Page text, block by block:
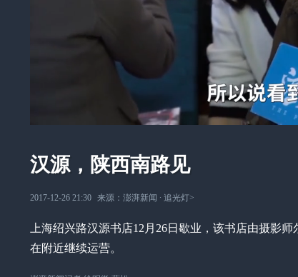
汉源，陕西南路见
2017-12-26 21:30 来源： 澎湃新闻 ∙ 追光灯>
上海绍兴路汉源书店12月26日歇业，该书店由摄影
在附近继续运营。